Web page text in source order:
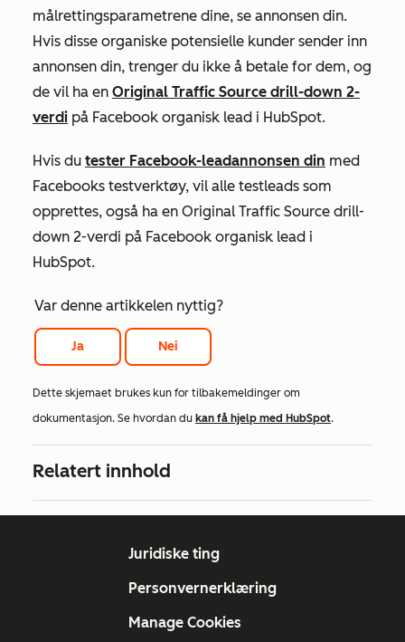
målrettingsparametrene dine, se annonsen din.
Hvis disse organiske potensielle kunder sender inn
annonsen din, trenger du ikke å betale for dem, og
de vil ha en Original Traffic Source drill-down 2-
verdi på Facebook organisk lead i HubSpot.
Hvis du tester Facebook-leadannonsen din med
Facebooks testverktøy, vil alle testleads som
opprettes, også ha en Original Traffic Source drill-
down 2-verdi på Facebook organisk lead i
HubSpot.
Var denne artikkelen nyttig?
Ja Nei
Dette skjemaet brukes kun for tilbakemeldinger om
dokumentasjon. Se hvordan du kan få hjelp med HubSpot.
Relatert innhold
Juridiske ting
Personvernerklæring
Manage Cookies